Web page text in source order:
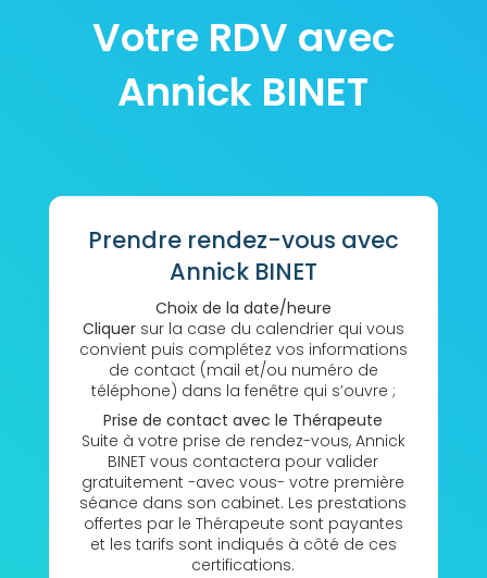
Votre RDV avec
Annick BINET
Prendre rendez-vous avec
Annick BINET
Choix de la date/heure
Cliquersur la case du calendrier qui vous
convient puis complétez vos informations
de contact (mail et/ou numéro de
téléphone) dans la fenêtre qui s’ouvre ;
Prise de contact avec le Thérapeute
Suite à votre prise de rendez-vous, Annick
BINET vous contactera pour valider
gratuitement -avec vous- votre première
séance dans son cabinet. Les prestations
offertes par le Thérapeute sont payantes
et les tarifs sont indiqués à côté de ces
certifications.